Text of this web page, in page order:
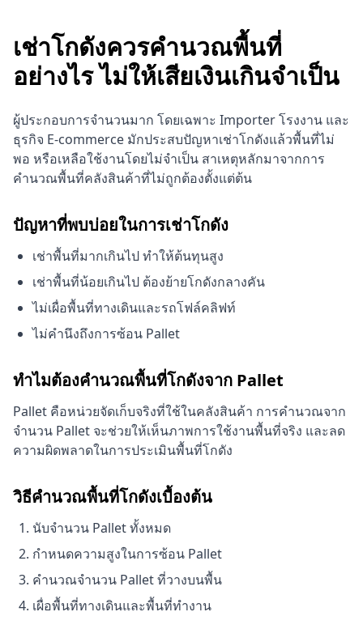
เช่าโกดังควรคำนวณพื้นที่
อย่างไร ไม่ให้เสียเงินเกินจำเป็น
ผู้ประกอบการจำนวนมาก โดยเฉพาะ Importer โรงงาน และ
ธุรกิจ E-commerce มักประสบปัญหาเช่าโกดังแล้วพื้นที่ไม่
พอ หรือเหลือใช้งานโดยไม่จำเป็น สาเหตุหลักมาจากการ
คำนวณพื้นที่คลังสินค้าที่ไม่ถูกต้องตั้งแต่ต้น
ปัญหาที่พบบ่อยในการเช่าโกดัง
เช่าพื้นที่มากเกินไป ทำให้ต้นทุนสูง
เช่าพื้นที่น้อยเกินไป ต้องย้ายโกดังกลางคัน
ไม่เผื่อพื้นที่ทางเดินและรถโฟล์คลิฟท์
ไม่คำนึงถึงการซ้อน Pallet
ทำไมต้องคำนวณพื้นที่โกดังจาก Pallet
Pallet คือหน่วยจัดเก็บจริงที่ใช้ในคลังสินค้า การคำนวณจาก
จำนวน Pallet จะช่วยให้เห็นภาพการใช้งานพื้นที่จริง และลด
ความผิดพลาดในการประเมินพื้นที่โกดัง
วิธีคำนวณพื้นที่โกดังเบื้องต้น
นับจำนวน Pallet ทั้งหมด
กำหนดความสูงในการซ้อน Pallet
คำนวณจำนวน Pallet ที่วางบนพื้น
เผื่อพื้นที่ทางเดินและพื้นที่ทำงาน